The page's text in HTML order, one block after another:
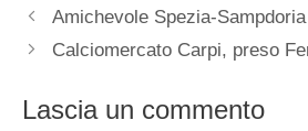
Amichevole Spezia-
Calciomercato Carpi, preso
Lascia un commento